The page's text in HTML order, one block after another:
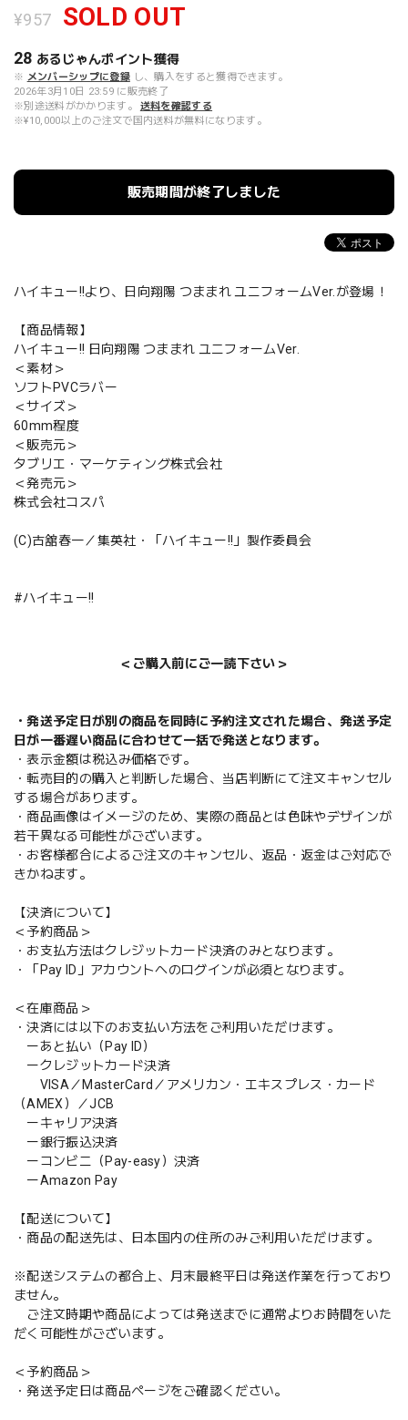
¥957 SOLD OUT
28 あるじゃんポイント獲得
※ メンバーシップに登録 し、購入をすると獲得できます。
2026年3月10日 23:59 に販売終了
※別途送料がかかります。
送料を確認する
※¥10,000以上のご注文で国内送料が無料になります。
販売期間が終了しました
ハイキュー!!より、日向翔陽 つままれ ユニフォームVer.が登場！
【商品情報】
ハイキュー!! 日向翔陽 つままれ ユニフォームVer.
＜素材＞
ソフトPVCラバー
＜サイズ＞
60mm程度
＜販売元＞
タブリエ・マーケティング株式会社
＜発売元＞
株式会社コスパ
(C)古舘春一／集英社・「ハイキュー!!」製作委員会
#ハイキュー!!
＜ご購入前にご一読下さい＞
・発送予定日が別の商品を同時に予約注文された場合、発送予定
日が一番遅い商品に合わせて一括で発送となります。
・表示金額は税込み価格です。
・転売目的の購入と判断した場合、当店判断にて注文キャンセル
する場合があります。
・商品画像はイメージのため、実際の商品とは色味やデザインが
若干異なる可能性がございます。
・お客様都合によるご注文のキャンセル、返品・返金はご対応で
きかねます。
【決済について】
＜予約商品＞
・お支払方法はクレジットカード決済のみとなります。
・「Pay ID」アカウントへのログインが必須となります。
＜在庫商品＞
・決済には以下のお支払い方法をご利用いただけます。
ーあと払い（Pay ID）
ークレジットカード決済
VISA／MasterCard／アメリカン・エキスプレス・カード
（AMEX）／JCB
ーキャリア決済
ー銀行振込決済
ーコンビニ（Pay-easy）決済
ーAmazon Pay
【配送について】
・商品の配送先は、日本国内の住所のみご利用いただけます。
※配送システムの都合上、月末最終平日は発送作業を行っており
ません。
ご注文時期や商品によっては発送までに通常よりお時間をいた
だく可能性がございます。
＜予約商品＞
・発送予定日は商品ページをご確認ください。